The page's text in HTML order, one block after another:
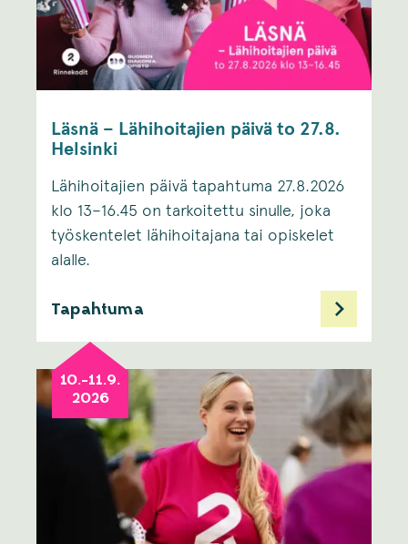
Läsnä – Lähihoitajien päivä to 27.8.
Helsinki
Lähihoitajien päivä tapahtuma 27.8.2026
klo 13–16.45 on tarkoitettu sinulle, joka
työskentelet lähihoitajana tai opiskelet
alalle. ​
Tapahtuma
10.-11.9.
2026